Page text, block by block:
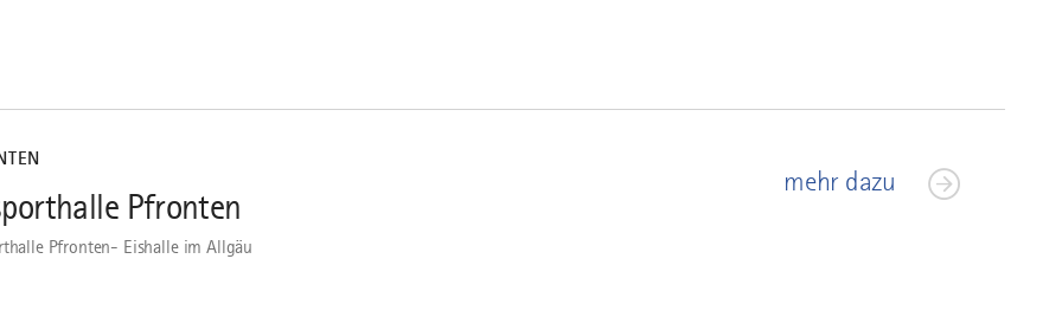
Pfronten
Pfronten- Eishalle im Allgäu
mehr dazu